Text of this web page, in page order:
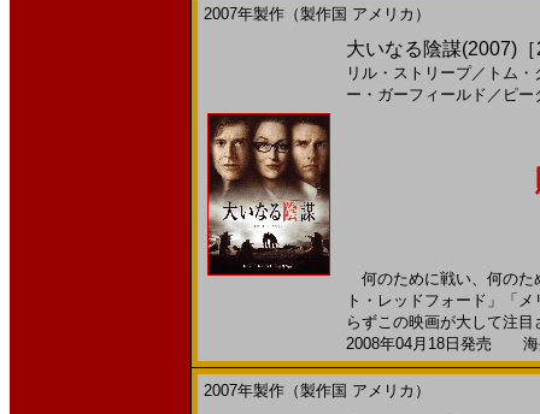
2007年製作（製作国 アメリカ）
大いなる陰謀(2007)
リル・ストリープ／ トム
ー・ガーフィールド ／ ピー
何のために戦い、何のた
ト・レッドフォード」「
らずこの映画が大して注
2008年04月18日発売 海
2007年製作（製作国 アメリカ）